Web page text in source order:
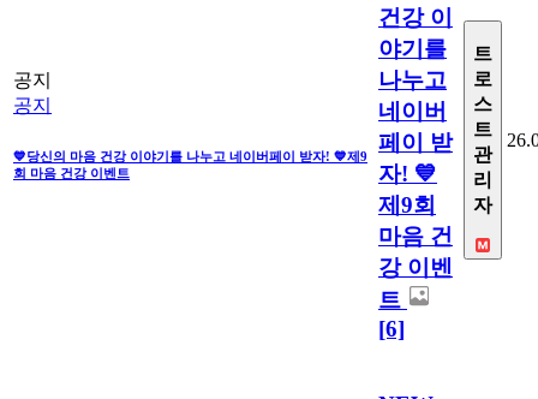
공지
공지
💙당신의 마음 건강 이야기를 나누고 네이버페이 받자! 💙제9
회 마음 건강 이벤트
건강 이
야기를
나누고
네이버
페이 받
자! 💙
제9회
마음 건
강 이벤
트
[6]
트
로
스
트
관
리
자